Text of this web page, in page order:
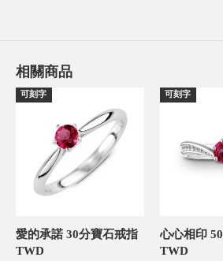
相關商品
可刻字
愛的承諾 30分寶石戒指
TWD
可刻字
心心相印
TWD